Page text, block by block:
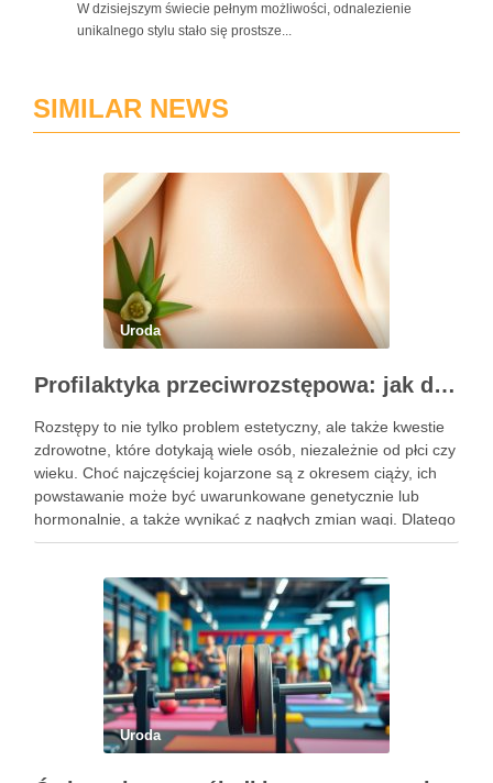
W dzisiejszym świecie pełnym możliwości, odnalezienie
unikalnego stylu stało się prostsze...
SIMILAR NEWS
Uroda
Profilaktyka przeciwrozstępowa: jak dbać o skórę skutecznie?
Rozstępy to nie tylko problem estetyczny, ale także kwestie
zdrowotne, które dotykają wiele osób, niezależnie od płci czy
wieku. Choć najczęściej kojarzone są z okresem ciąży, ich
powstawanie może być uwarunkowane genetycznie lub
hormonalnie, a także wynikać z nagłych zmian wagi. Dlatego
kluczowe jest, aby już od najmłodszych lat zadbać …
Uroda